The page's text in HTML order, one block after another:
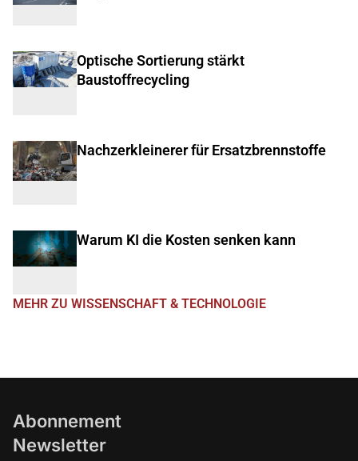
Optische Sortierung stärkt
Baustoffrecycling
Nachzerkleinerer für Ersatzbrennstoffe
Warum KI die Kosten senken kann
MEHR ZU WISSENSCHAFT & TECHNOLOGIE
Abonnement
Newsletter